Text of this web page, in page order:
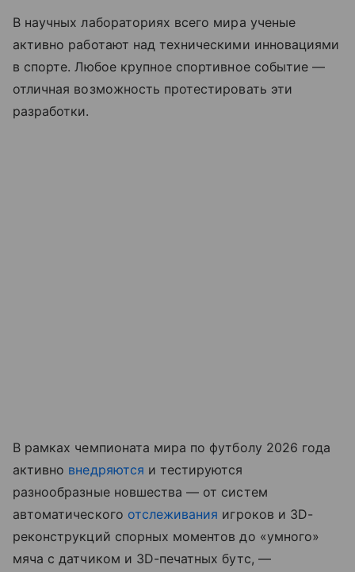
В научных лабораториях всего мира ученые
активно работают над техническими инновациями
в спорте. Любое крупное спортивное событие —
отличная возможность протестировать эти
разработки.
В рамках чемпионата мира по футболу 2026 года
активно внедряются и тестируются
разнообразные новшества — от систем
автоматического отслеживания игроков и 3D-
реконструкций спорных моментов до «умного»
мяча с датчиком и 3D-печатных бутс, —